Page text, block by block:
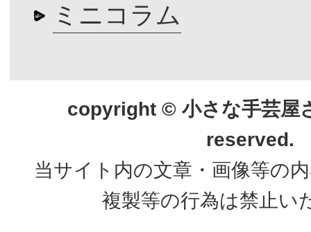
ミニコラム
copyright © 小さな手芸屋
reserved.
当サイト内の文章・画像等の
複製等の行為は禁止い